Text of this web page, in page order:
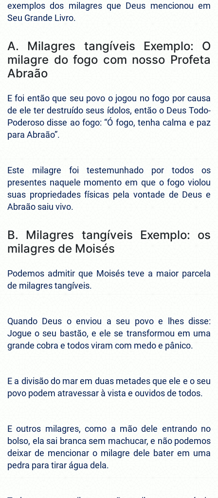
exemplos dos milagres que Deus mencionou em
Seu Grande Livro.
A. Milagres tangíveis Exemplo: O
milagre do fogo com nosso Profeta
Abraão
E foi então que seu povo o jogou no fogo por causa
de ele ter destruído seus ídolos, então o Deus Todo-
Poderoso disse ao fogo: “Ó fogo, tenha calma e paz
para Abraão”.
Este milagre foi testemunhado por todos os
presentes naquele momento em que o fogo violou
suas propriedades físicas pela vontade de Deus e
Abraão saiu vivo.
B. Milagres tangíveis Exemplo: os
milagres de Moisés
Podemos admitir que Moisés teve a maior parcela
de milagres tangíveis.
Quando Deus o enviou a seu povo e lhes disse:
Jogue o seu bastão, e ele se transformou em uma
grande cobra e todos viram com medo e pânico.
E a divisão do mar em duas metades que ele e o seu
povo podem atravessar à vista e ouvidos de todos.
E outros milagres, como a mão dele entrando no
bolso, ela sai branca sem machucar, e não podemos
deixar de mencionar o milagre dele bater em uma
pedra para tirar água dela.